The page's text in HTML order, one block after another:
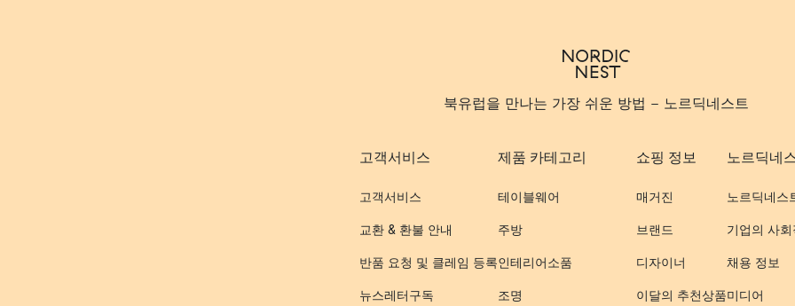
북유럽을 만나는 가장 쉬운 방법 - 노르딕네스트
고객서비스
고객서비스
교환 & 환불 안내
반품 요청 및 클레임 등록
뉴스레터구독
제품 카테고리
테이블웨어
주방
인테리어소품
조명
쇼핑 정보
매거진
브랜드
디자이너
이달의 추천상품
노르딕네
노르딕네스
기업의 사회
채용 정보
미디어